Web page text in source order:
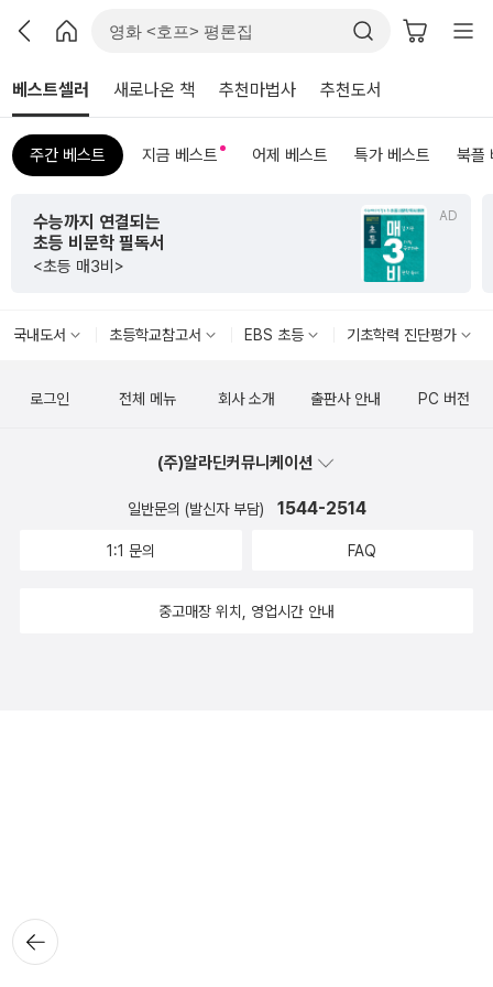
베스트셀러 새로나온 책 추천마법사 추천도서
주간 베스트 지금 베스트 어제 베스트 특가 베스트 북플
초판 한정 한지 제작
<그리하여 어느 날 사
국내도서 초등학교참고서 EBS 초등 기초학력 진단평가
뒤로가
기
로그인 전체 메뉴 회사 소개 출판사 안내 PC 버전
(주)알라딘커뮤니케이션
일반문의 (발신자 부담) 1544-2514
1:1 문의 FAQ
중고매장 위치, 영업시간 안내